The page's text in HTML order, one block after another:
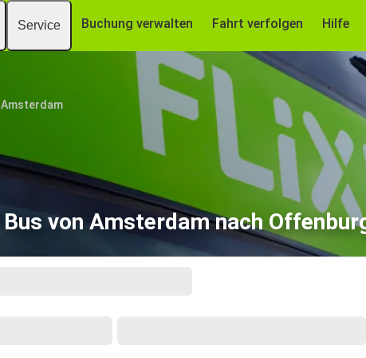
Service Buchung verwalten Fahrt verfolgen Hilfe
Amsterdam
Bus von Amsterdam nach